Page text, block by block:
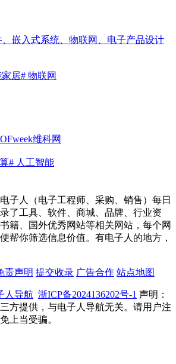
嵌入式系统、物联网、电子产品设计
家居# 物联网
维科网
# 人工智能
子人（电子工程师、采购、销售）每日
了工具、软件、商城、品牌、行业资
籍、国外优秀网站等相关网站，每个网
帮你筛选信息价值。有电子人的地方，
责声明 提交收录 广告合作 站点地图
人导航 浙ICP备2024136202号-1 声明：
方提供，与电子人导航无关。请用户注
上当受骗。